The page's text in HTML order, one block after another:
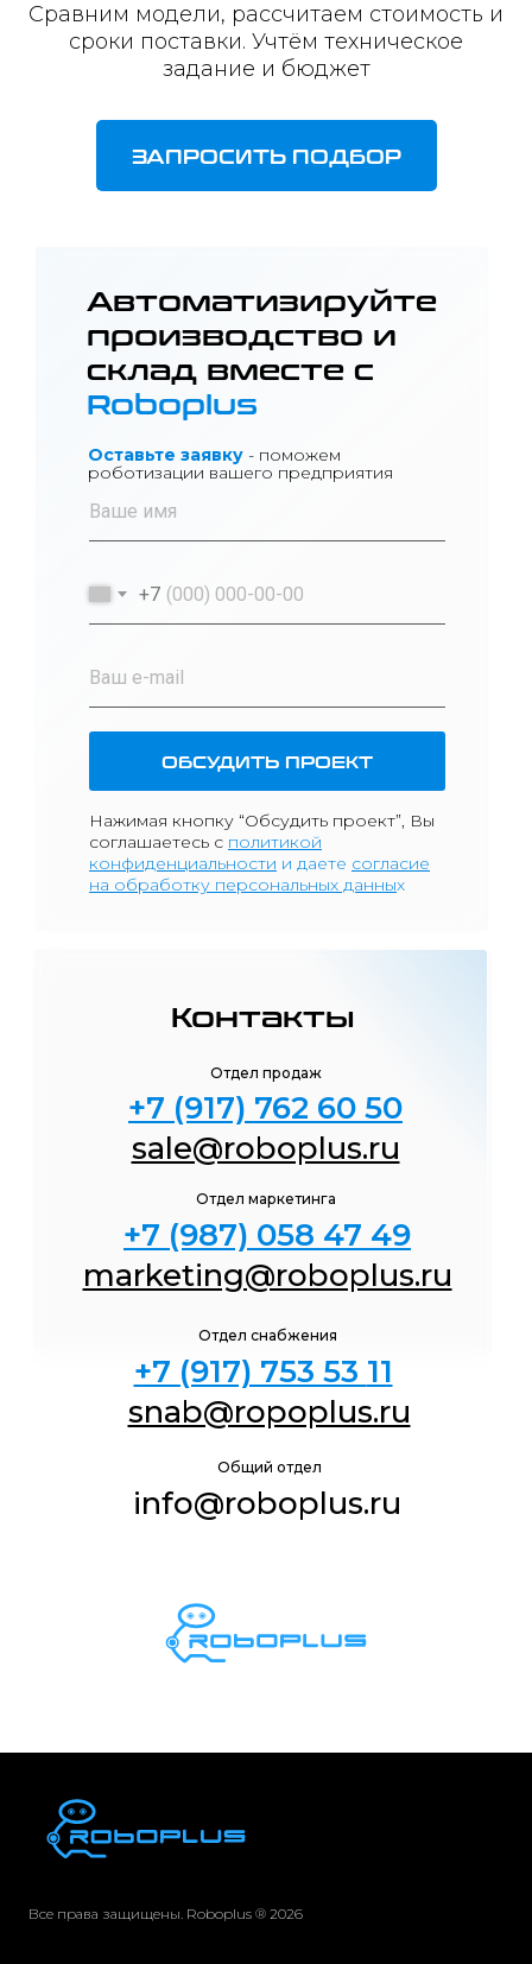
Сравним модели, рассчитаем стоимость и
сроки поставки. Учтём техническое
задание и бюджет
ЗАПРОСИТЬ ПОДБОР
Автоматизируйте
производство и
склад вместе с
Roboplus
+7
ОБСУДИТЬ ПРОЕКТ
Оставьте заявку - поможем
роботизации вашего предприятия
Нажимая кнопку “Обсудить проект”, Вы
соглашаетесь с политикой
конфиденциальности и даете согласие
на обработку персональных данных
+7 (917) 762 60 50
+7 (987) 058 47 49
+7 (917) 753 53 11
sale@roboplus.ru
marketing@roboplus.ru
snab@ropoplus.ru
info@roboplus.ru
Контакты
Отдел маркетинга
Общий отдел
Отдел снабжения
Отдел продаж
Все права защищены. Roboplus ® 2026